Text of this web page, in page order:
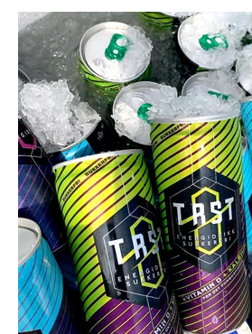
TØRST Drikke